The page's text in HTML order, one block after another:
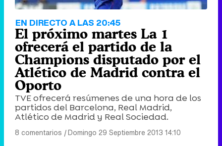
EN DIRECTO A LAS 20:45
El próximo martes La 1
ofrecerá el partido de la
Champions disputado por el
Atlético de Madrid contra el
Oporto
TVE ofrecerá resúmenes de una hora de los
partidos del Barcelona, Real Madrid,
Atlético de Madrid y Real Sociedad.
8 comentarios |Domingo 29 Septiembre 2013 14:10